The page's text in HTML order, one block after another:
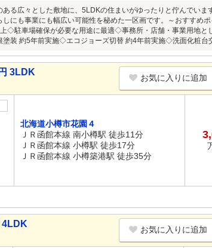
ある広々とした敷地に、5LDKの住まいがゆったりと佇んでい
しにも事業にも幅広い可能性を秘めた一区画です。～おすす
◇駐車場確保が必要な用途に最適◇事務所・店舗・事業用地
塗装 約5年前実施◇エコジョーズ切替 約4年前実施◇洗面化粧
3LDK
お気に入りに追加
北海道小樽市花園４
ＪＲ函館本線 南小樽駅 徒歩11分
ＪＲ函館本線 小樽駅 徒歩17分
ＪＲ函館本線 小樽築港駅 徒歩35分
4LDK
お気に入りに追加